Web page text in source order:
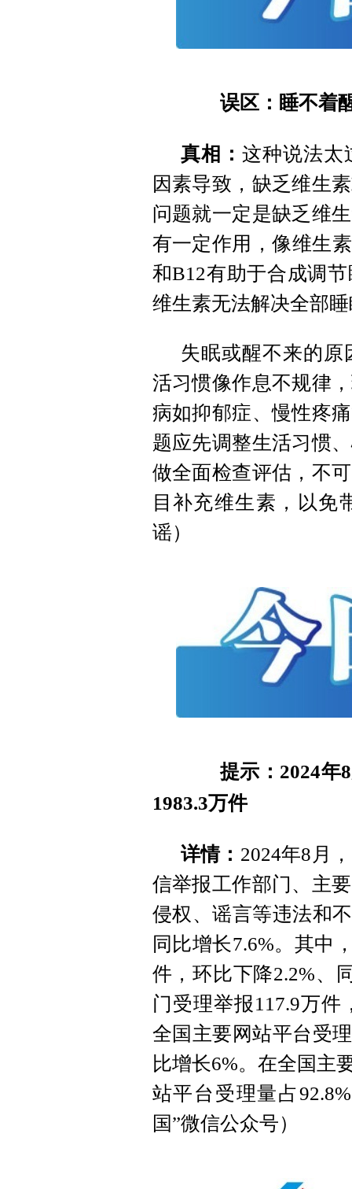
误区：睡不着醒
真相： 这种说法太
因素导致，缺乏维生
问题就一定是缺乏维
有一定作用，像维生
和B12有助于合成调
维生素无法解决全部
失眠或醒不来的
活习惯像作息不规律
病如抑郁症、慢性疼
题应先调整生活习惯
做全面检查评估，不
目补充维生素，以免
谣）
提示：2024年8
1983.3万件
详情： 2024年8月
信举报工作部门、主
侵权、谣言等违法和
同比增长7.6%。其中
件，环比下降2.2%、
门受理举报117.9万件
全国主要网站平台受
比增长6%。在全国主
站平台受理量占
国”微信公众号）